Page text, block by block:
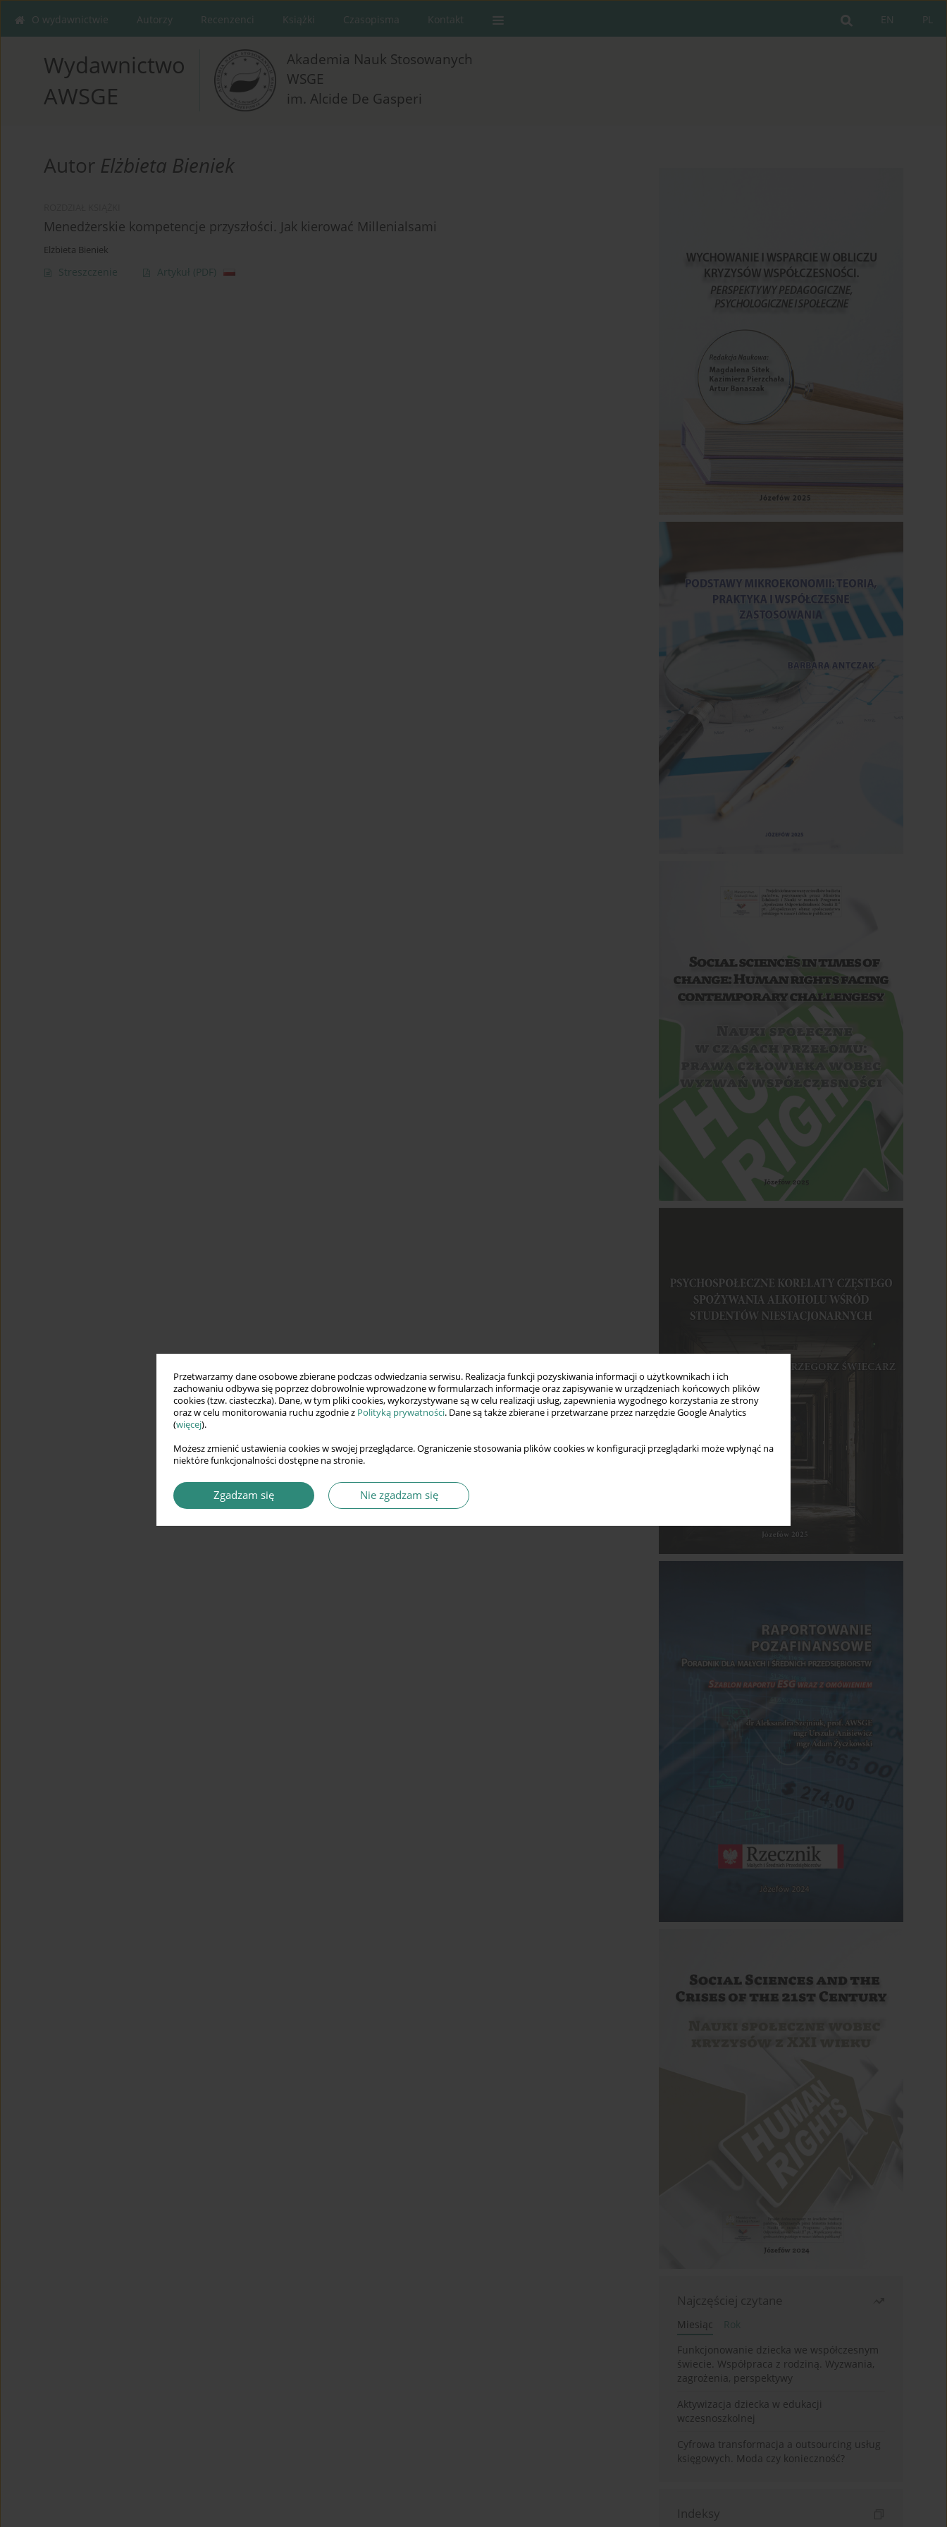
Przetwarzamy dane osobowe zbierane podczas odwiedzania serwisu. Realizacja funkcji pozyskiwania informacji o użytkownikach i ich
zachowaniu odbywa się poprzez dobrowolnie wprowadzone w formularzach informacje oraz zapisywanie w urządzeniach końcowych plików
cookies (tzw. ciasteczka). Dane, w tym pliki cookies, wykorzystywane są w celu realizacji usług, zapewnienia wygodnego korzystania ze strony
oraz w celu monitorowania ruchu zgodnie z Polityką prywatności. Dane są także zbierane i przetwarzane przez narzędzie Google Analytics
(więcej).
Możesz zmienić ustawienia cookies w swojej przeglądarce. Ograniczenie stosowania plików cookies w konfiguracji przeglądarki może wpłynąć na
niektóre funkcjonalności dostępne na stronie.
Zgadzam się Nie zgadzam się
PL
EN
O wydawnictwie Autorzy Recenzenci Książki Czasopisma Kontakt
Wydawnictwo
AWSGE
Akademia Nauk Stosowanych
WSGE
im. Alcide De Gasperi
Autor Elżbieta Bieniek
Menedżerskie kompetencje przyszłości. Jak kierować Millenialsami
Elżbieta Bieniek
Streszczenie Artykuł (PDF)
Najczęściej czytane
Miesiąc
Rok
Funkcjonowanie dziecka we współczesnym
świecie. Współpraca z rodziną. Wyzwania,
zagrożenia, perspektywy
Aktywizacja dziecka w edukacji
wczesnoszkolnej
Cyfrowa transformacja a outsourcing usług
księgowych. Moda czy konieczność?
Indeksy